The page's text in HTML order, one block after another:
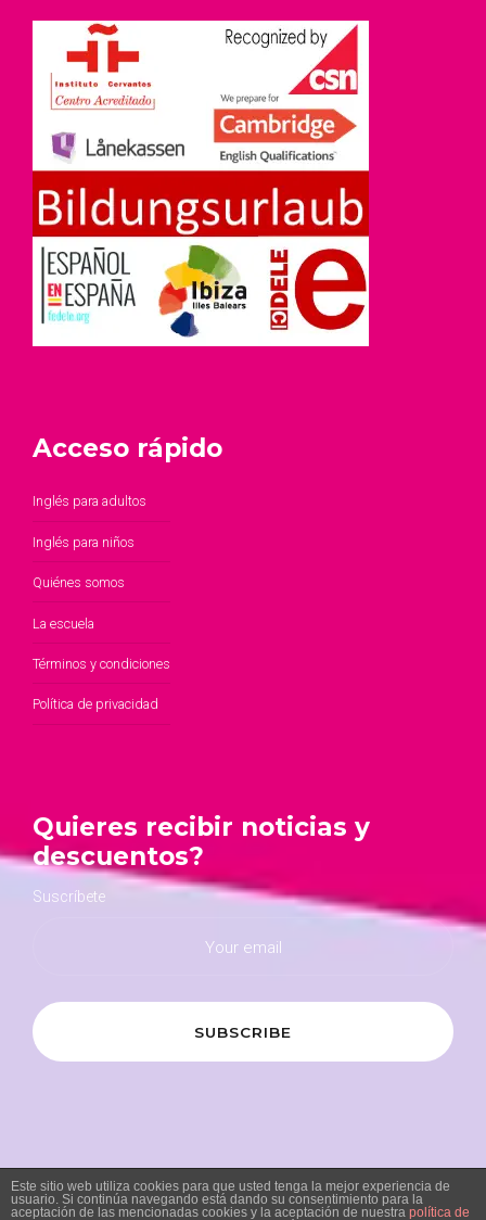
Acceso rápido
Inglés para adultos
Inglés para niños
Quiénes somos
La escuela
Términos y condiciones
Política de privacidad
Quieres recibir noticias y
descuentos?
Suscríbete
Este sitio web utiliza cookies para que usted tenga la mejor experiencia de
usuario. Si continúa navegando está dando su consentimiento para la
aceptación de las mencionadas cookies y la aceptación de nuestra política de